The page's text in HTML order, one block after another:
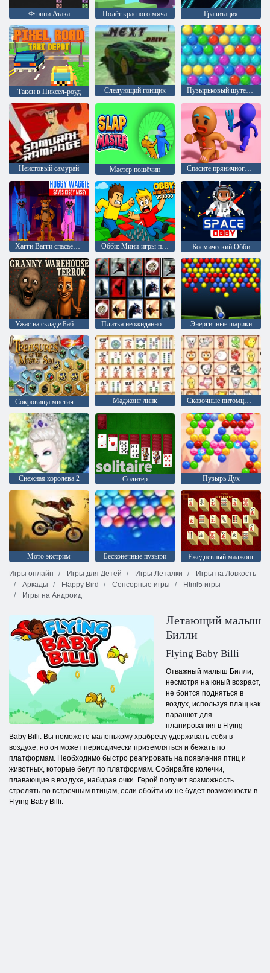
Флэппи Атака Полёт красного мяча Гравитация
Такси в Пиксел-роуд Следующий гонщик Пузырьковый шутер Аркада
Неистовый самурай Мастер пощёчин Спасите пряничного человечка
Хагги Вагги спасает Кисси Мисси Обби: Мини-игры против 1000 Космический Обби
Ужас на складе Бабушки Плитка неожиданностей Энергичные шарики
Маджонг линк Сказочные питомцы связь
Снежная королева 2 Солитер Пузырь Дух
Мото экстрим Бесконечные пузыри
Ежедневный маджонг
Игры онлайн
Игры для Детей Игры Леталки
Игры на Ловкость
Аркады
Flappy Bird Сенсорные игры
Html5 игры
Игры на Андроид
Летающий малыш
Билли
Flying Baby Billi
Отважный малыш Билли,
несмотря на юный возраст,
не боится подняться в
воздух, используя плащ как
парашют для
планирования в Flying
Baby Billi. Вы поможете маленькому храбрецу удерживать себя в
воздухе, но он может периодически приземляться и бежать по
платформам. Необходимо быстро реагировать на появления птиц и
животных, которые бегут по платформам. Собирайте колечки,
плавающие в воздухе, набирая очки. Герой получит возможность
стрелять по встречным птицам, если обойти их не будет возможности в
Flying Baby Billi.